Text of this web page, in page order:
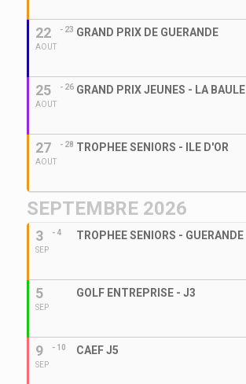
22
AOUT
- 23 GRAND PRIX DE GUERANDE
25
AOUT
- 26 GRAND PRIX JEUNES - LA BAULE
27
AOUT
- 28 TROPHEE SENIORS - ILE D'OR
SEPTEMBRE 2026
3
SEP
- 4 TROPHEE SENIORS - GUERANDE
5
SEP
GOLF ENTREPRISE - J3
9
SEP
- 10 CAEF J5